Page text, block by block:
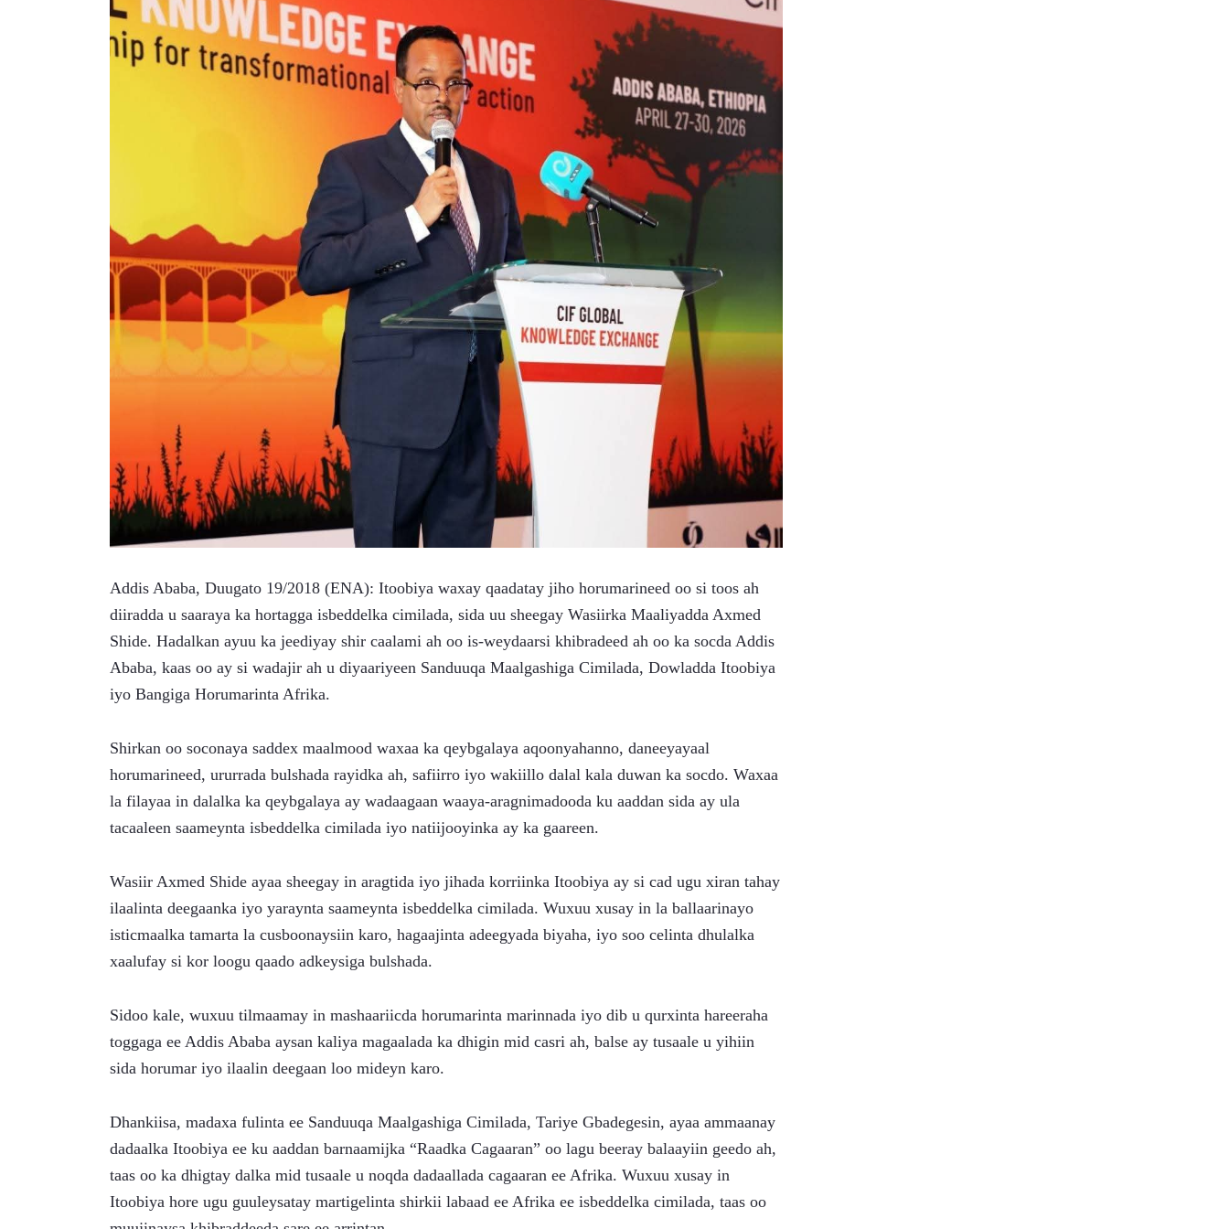
Addis Ababa, Duugato 19/2018 (ENA): Itoobiya waxay qaadatay jiho horumarineed oo si toos ah
diiradda u saaraya ka hortagga isbeddelka cimilada, sida uu sheegay Wasiirka Maaliyadda Axmed
Shide. Hadalkan ayuu ka jeediyay shir caalami ah oo is-weydaarsi khibradeed ah oo ka socda Addis
Ababa, kaas oo ay si wadajir ah u diyaariyeen Sanduuqa Maalgashiga Cimilada, Dowladda Itoobiya
iyo Bangiga Horumarinta Afrika.
Shirkan oo soconaya saddex maalmood waxaa ka qeybgalaya aqoonyahanno, daneeyayaal
horumarineed, ururrada bulshada rayidka ah, safiirro iyo wakiillo dalal kala duwan ka socdo. Waxaa
la filayaa in dalalka ka qeybgalaya ay wadaagaan waaya-aragnimadooda ku aaddan sida ay ula
tacaaleen saameynta isbeddelka cimilada iyo natiijooyinka ay ka gaareen.
Wasiir Axmed Shide ayaa sheegay in aragtida iyo jihada korriinka Itoobiya ay si cad ugu xiran tahay
ilaalinta deegaanka iyo yaraynta saameynta isbeddelka cimilada. Wuxuu xusay in la ballaarinayo
isticmaalka tamarta la cusboonaysiin karo, hagaajinta adeegyada biyaha, iyo soo celinta dhulalka
xaalufay si kor loogu qaado adkeysiga bulshada.
Sidoo kale, wuxuu tilmaamay in mashaariicda horumarinta marinnada iyo dib u qurxinta hareeraha
toggaga ee Addis Ababa aysan kaliya magaalada ka dhigin mid casri ah, balse ay tusaale u yihiin
sida horumar iyo ilaalin deegaan loo mideyn karo.
Dhankiisa, madaxa fulinta ee Sanduuqa Maalgashiga Cimilada, Tariye Gbadegesin, ayaa ammaanay
dadaalka Itoobiya ee ku aaddan barnaamijka “Raadka Cagaaran” oo lagu beeray balaayiin geedo ah,
taas oo ka dhigtay dalka mid tusaale u noqda dadaallada cagaaran ee Afrika. Wuxuu xusay in
Itoobiya hore ugu guuleysatay martigelinta shirkii labaad ee Afrika ee isbeddelka cimilada, taas oo